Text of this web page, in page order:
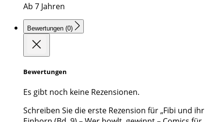
Ab 7 Jahren
Bewertungen (0)
Bewertungen
Es gibt noch keine Rezensionen.
Schreiben Sie die erste Rezension für „Fibi und ihr